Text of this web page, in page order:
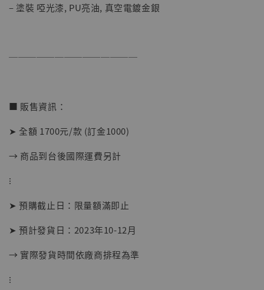
NT$ 1,500
– 塗裝 啞光漆, PU亮油, 真空電鍍金銀
──────────────
■ 販售資訊：
➤ 全額 1700元/款 (訂金1000)
→ 商品到台後國際運費另計
⁝
➤ 預購截止日：限量額滿即止
➤ 預計發貨日：2023年10-12月
→ 實際發貨時間依廠商排程為準
⁝